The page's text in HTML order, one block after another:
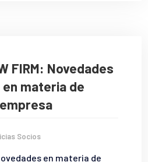
FIRM: Novedades
materia de
Socios
en materia de